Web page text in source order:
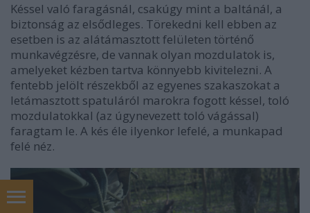
Késsel való faragásnál, csakúgy mint a baltánál, a
biztonság az elsődleges. Törekedni kell ebben az
esetben is az alátámasztott felületen történő
munkavégzésre, de vannak olyan mozdulatok is,
amelyeket kézben tartva könnyebb kivitelezni. A
fentebb jelölt részekből az egyenes szakaszokat a
letámasztott spatuláról marokra fogott késsel, toló
mozdulatokkal (az úgynevezett toló vágással)
faragtam le. A kés éle ilyenkor lefelé, a munkapad
felé néz.